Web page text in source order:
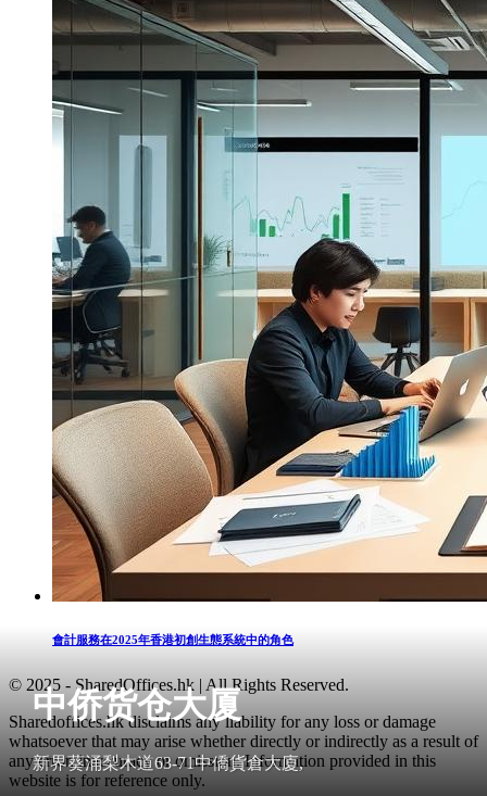
中侨货仓大厦
新界葵涌梨木道63-71中僑貨倉大廈,
會計服務在2025年香港初創生態系統中的角色
© 2025 - SharedOffices.hk | All Rights Reserved.
Sharedoffices.hk disclaims any liability for any loss or damage
whatsoever that may arise whether directly or indirectly as a result of
any error, inaccuracy or omission. Information provided in this
website is for reference only.